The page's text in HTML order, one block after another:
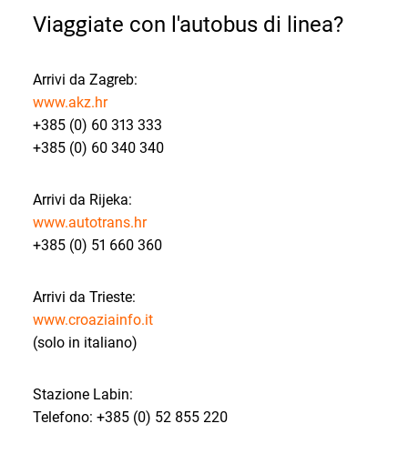
Viaggiate con l'autobus di linea?
Arrivi da Zagreb:
www.akz.hr
+385 (0) 60 313 333
+385 (0) 60 340 340
Arrivi da Rijeka:
www.autotrans.hr
+385 (0) 51 660 360
Arrivi da Trieste:
www.croaziainfo.it
(solo in italiano)
Stazione Labin:
Telefono: +385 (0) 52 855 220